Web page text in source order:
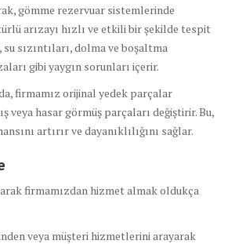
gömme rezervuar sistemlerinde
arızayı hızlı ve etkili bir şekilde tespit
su sızıntıları, dolma ve boşaltma
gibi yaygın sorunları içerir.
firmamız orijinal yedek parçalar
veya hasar görmüş parçaları değiştirir. Bu,
artırır ve dayanıklılığını sağlar.
firmamızdan hizmet almak oldukça
veya müşteri hizmetlerini arayarak